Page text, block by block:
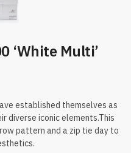
‘White Multi’
established themselves as
diverse iconic elements.This
pattern and a zip tie day to